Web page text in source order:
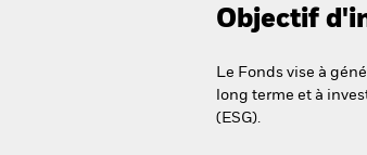
Objectif
Le Fonds vise à
long terme et à
(ESG).